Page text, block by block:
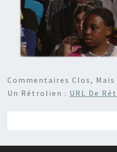
Commentaires Clos, Mais
Un Rétrolien : URL De